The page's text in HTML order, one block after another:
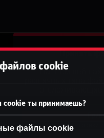
Принять
На этом веб-
Настройки
cookie
cookie ты принимаешь?
файлы cookie